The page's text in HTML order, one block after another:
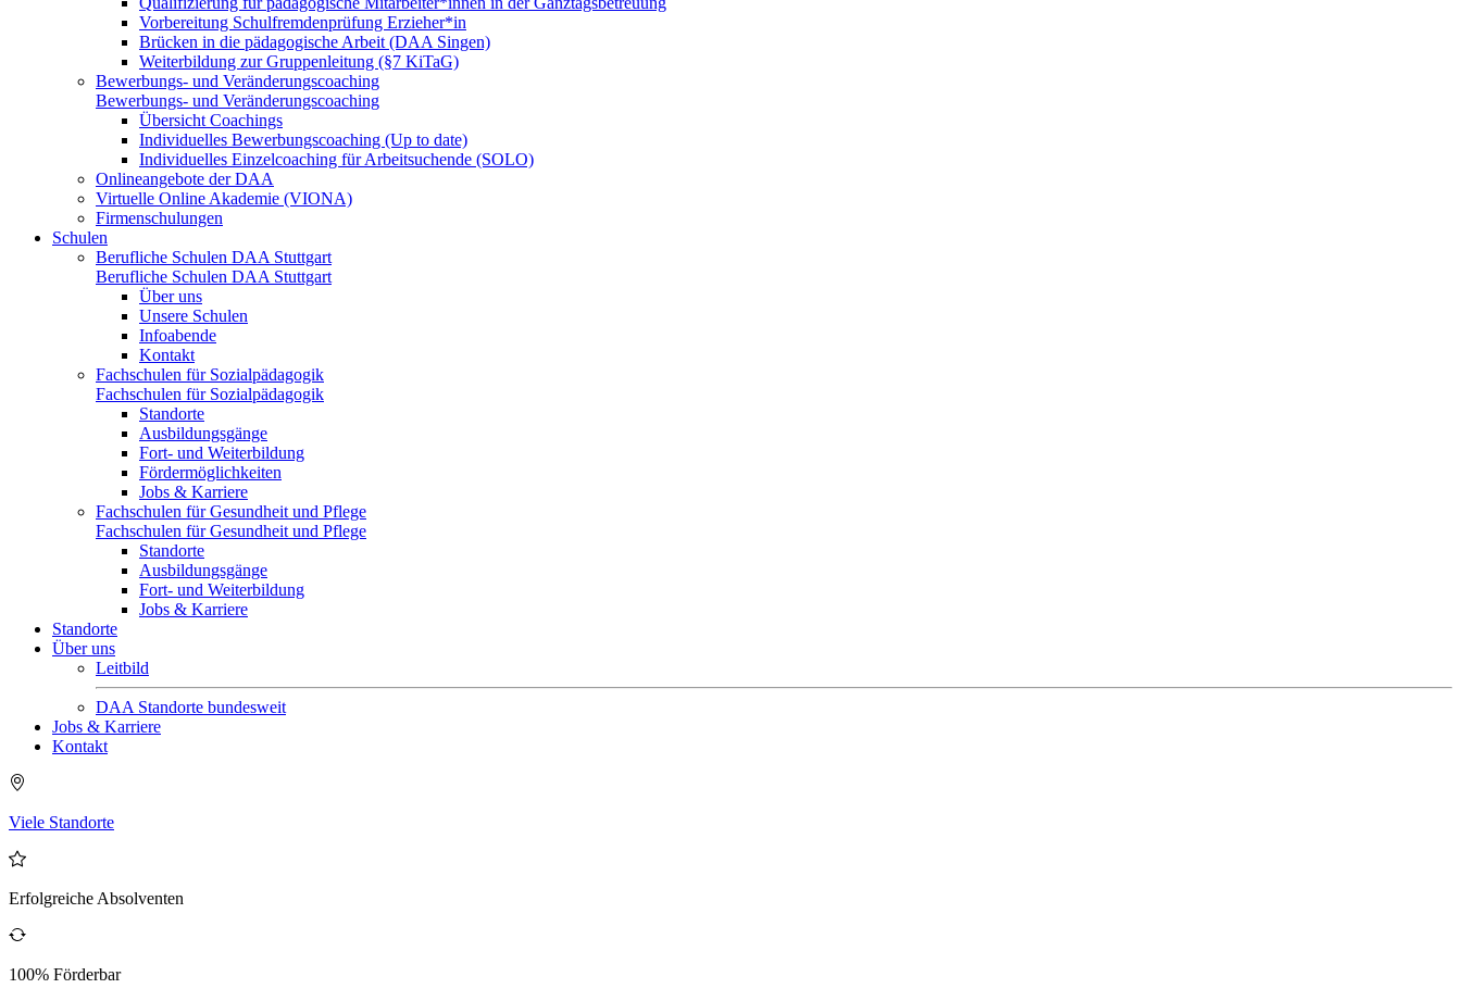
Vorbereitung Schulfremdenprüfung Erzieher*in
Brücken in die pädagogische Arbeit (DAA Singen)
Weiterbildung zur Gruppenleitung (§7 KiTaG)
Bewerbungs- und Veränderungscoaching
Bewerbungs- und Veränderungscoaching
Übersicht Coachings
Individuelles Bewerbungscoaching (Up to date)
Individuelles Einzelcoaching für Arbeitsuchende (SOLO)
Onlineangebote der DAA
Virtuelle Online Akademie (VIONA)
Firmenschulungen
Schulen
Berufliche Schulen DAA Stuttgart
Berufliche Schulen DAA Stuttgart
Über uns
Unsere Schulen
Infoabende
Kontakt
Fachschulen für Sozialpädagogik
Fachschulen für Sozialpädagogik
Standorte
Ausbildungsgänge
Fort- und Weiterbildung
Fördermöglichkeiten
Jobs & Karriere
Fachschulen für Gesundheit und Pflege
Fachschulen für Gesundheit und Pflege
Standorte
Ausbildungsgänge
Fort- und Weiterbildung
Jobs & Karriere
Standorte
Über uns
Leitbild
DAA Standorte bundesweit
Jobs & Karriere
Kontakt
Viele Standorte
Erfolgreiche Absolventen
100% Förderbar